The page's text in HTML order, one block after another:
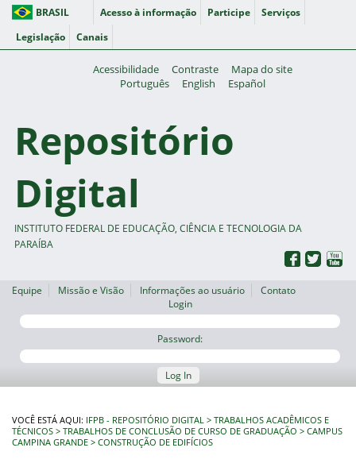
BRASIL Acesso à informação Participe
Serviços
Legislação
Canais
Acessibilidade Contraste
Mapa do site
Português
English Español
Repositório
Digital
INSTITUTO FEDERAL DE EDUCAÇÃO, CIÊNCIA E TECNOLOGIA DA
PARAÍBA
Equipe Missão e Visão Informações ao usuário
Contato
Login
Password:
Log In
VOCÊ ESTÁ AQUI: IFPB - REPOSITÓRIO DIGITAL
TRABALHOS ACADÊMICOS E
TÉCNICOS
TRABALHOS DE CONCLUSÃO DE CURSO DE GRADUAÇÃO
CAMPUS
CAMPINA GRANDE
CONSTRUÇÃO DE EDIFÍCIOS